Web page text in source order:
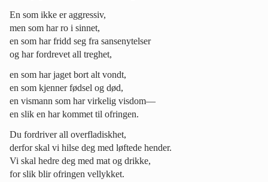
En som ikke er aggressiv,
men som har ro i sinnet,
en som har fridd seg fra sansenytelser
og har fordrevet all treghet,
en som har jaget bort alt vondt,
en som kjenner fødsel og død,
en vismann som har virkelig visdom—
en slik en har kommet til ofringen.
Du fordriver all overfladiskhet,
derfor skal vi hilse deg med løftede hender.
Vi skal hedre deg med mat og drikke,
for slik blir ofringen vellykket.